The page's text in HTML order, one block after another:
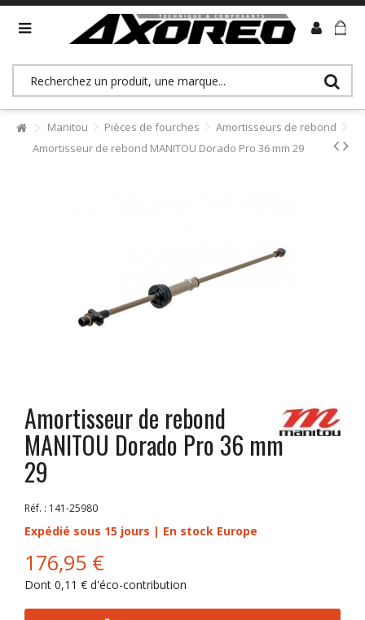
>> Accès revendeurs (B2B)
Manitou Pièces de fourches
Amortisseurs de rebond
Amortisseur de rebond MANITOU Dorado Pro 36 mm 29
Amortisseur de rebond
MANITOU Dorado Pro 36 mm
29
Réf. : 141-25980
Expédié sous 15 jours | En stock Europe
176,95 €
Dont 0,11 € d'éco-contribution